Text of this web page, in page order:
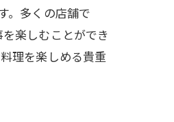
。多くの店舗で
楽しむことができ
理を楽しめる貴重